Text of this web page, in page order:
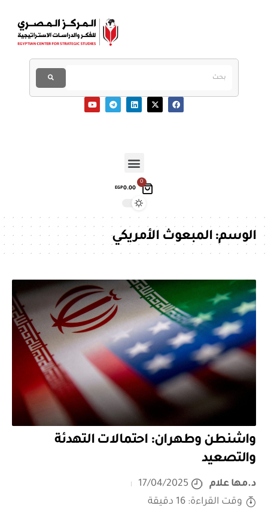
0
EGP0.00
الوسم:المبعوث الأمريكي
واشنطن وطهران: احتمالات التهدئة
والتصعيد
د.مها علام
17/04/2025
وقت القراءة: 16 دقيقة